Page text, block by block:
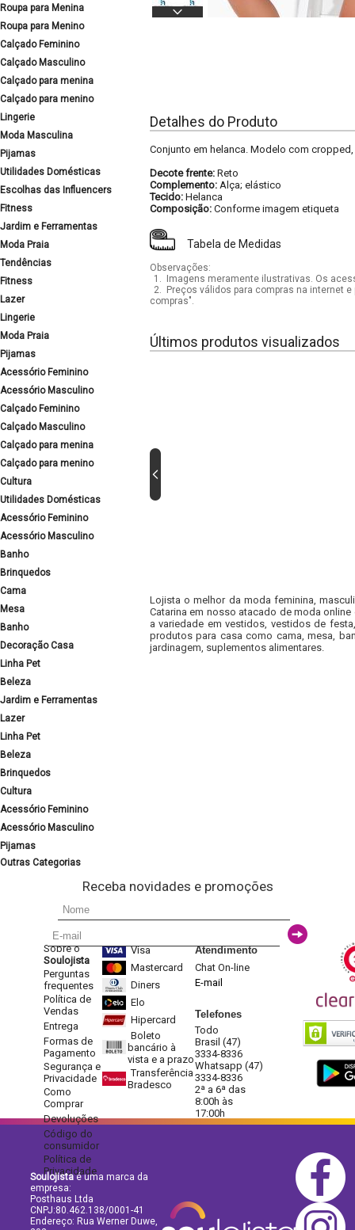
Roupa para Menina
Roupa para Menino
Calçado Feminino
Calçado Masculino
Calçado para menina
Calçado para menino
Lingerie
Moda Masculina
Pijamas
Utilidades Domésticas
Escolhas das Influencers
Fitness
Jardim e Ferramentas
Moda Praia
Tendências
Fitness
Lazer
Lingerie
Moda Praia
Pijamas
Acessório Feminino
Acessório Masculino
Calçado Feminino
Calçado Masculino
Calçado para menina
Calçado para menino
Cultura
Utilidades Domésticas
Acessório Feminino
Acessório Masculino
Banho
Brinquedos
Cama
Mesa
Banho
Decoração Casa
Linha Pet
Beleza
Jardim e Ferramentas
Lazer
Linha Pet
Beleza
Brinquedos
Cultura
Acessório Feminino
Acessório Masculino
Pijamas
Outras Categorias
Detalhes do Produto
Conjunto em helanca. Modelo com
Decote frente: Reto
Complemento: Alça; elástico
Tecido: Helanca
Composição: Conforme imagem etiqueta
Tabela de Medidas
Observações:
1.
Imagens meramente ilustrativas. Os
2.
Preços válidos para compras na internet
compras".
Últimos produtos visualizados
Lojista o melhor da moda feminina,
Catarina em nosso atacado de moda
a variedade em vestidos, vestidos de
produtos para casa como cama, mesa,
jardinagem, suplementos alimentares.
Receba novidades e promoções
Sobre o
Soulojista
Perguntas
frequentes
Política de
Vendas
Entrega
Formas de
Pagamento
Segurança e
Privacidade
Como
Comprar
Devoluções
Código do
consumidor
Política de
Privacidade
Visa
Mastercard
Diners
Elo
Hipercard
Boleto
bancário à
vista e a prazo
Transferência
Bradesco
Atendimento
Chat On-line
E-mail
Telefones
Todo
Brasil (47)
3334-8336
Whatsapp (47)
3334-8336
2ª a 6ª das
8:00h às
17:00h
Soulojistaé uma marca da
empresa:
Posthaus Ltda
CNPJ:80.462.138/0001-41
Endereço: Rua Werner Duwe,